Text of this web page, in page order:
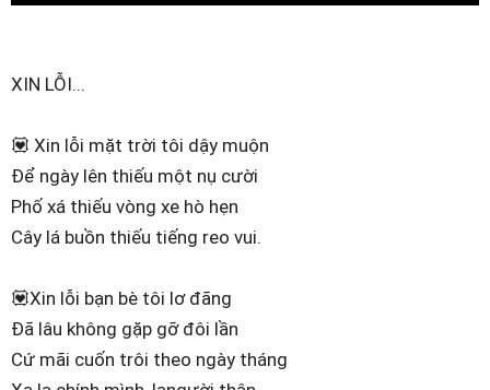
XIN LỖI...
💟 Xin lỗi mặt trời tôi dậy muộn
Để ngày lên thiếu một nụ cười
Phố xá thiếu vòng xe hò hẹn
Cây lá buồn thiếu tiếng reo vui.
💟Xin lỗi bạn bè tôi lơ đãng
Đã lâu không gặp gỡ đôi lần
Cứ mãi cuốn trôi theo ngày tháng